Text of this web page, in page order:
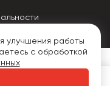
улучшения работы
с обработкой